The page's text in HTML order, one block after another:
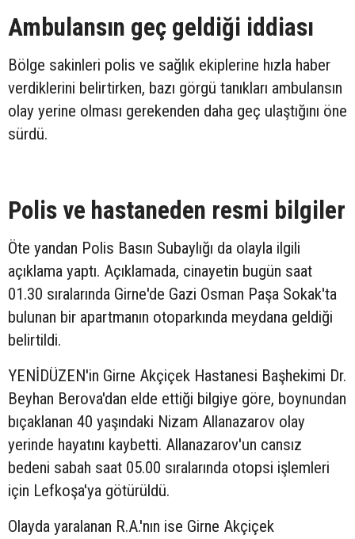
Ambulansın geç geldiği iddiası
Bölge sakinleri polis ve sağlık ekiplerine hızla haber
verdiklerini belirtirken, bazı görgü tanıkları ambulansın
olay yerine olması gerekenden daha geç ulaştığını öne
sürdü.
Polis ve hastaneden resmi bilgiler
Öte yandan Polis Basın Subaylığı da olayla ilgili
açıklama yaptı. Açıklamada, cinayetin bugün saat
01.30 sıralarında Girne'de Gazi Osman Paşa Sokak'ta
bulunan bir apartmanın otoparkında meydana geldiği
belirtildi.
YENİDÜZEN'in Girne Akçiçek Hastanesi Başhekimi Dr.
Beyhan Berova'dan elde ettiği bilgiye göre, boynundan
bıçaklanan 40 yaşındaki Nizam Allanazarov olay
yerinde hayatını kaybetti. Allanazarov'un cansız
bedeni sabah saat 05.00 sıralarında otopsi işlemleri
için Lefkoşa'ya götürüldü.
Olayda yaralanan R.A.'nın ise Girne Akçiçek